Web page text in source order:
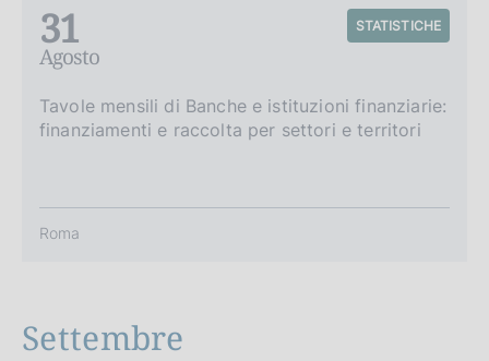
31
Agosto
STATISTICHE
Tavole mensili di Banche e istituzioni finanziarie:
finanziamenti e raccolta per settori e territori
Roma
Settembre